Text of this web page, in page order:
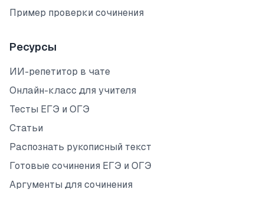
Пример проверки сочинения
Ресурсы
ИИ-репетитор в чате
Онлайн-класс для учителя
Тесты ЕГЭ и ОГЭ
Статьи
Распознать рукописный текст
Готовые сочинения ЕГЭ и ОГЭ
Аргументы для сочинения